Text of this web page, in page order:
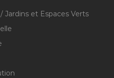
et Espaces Verts